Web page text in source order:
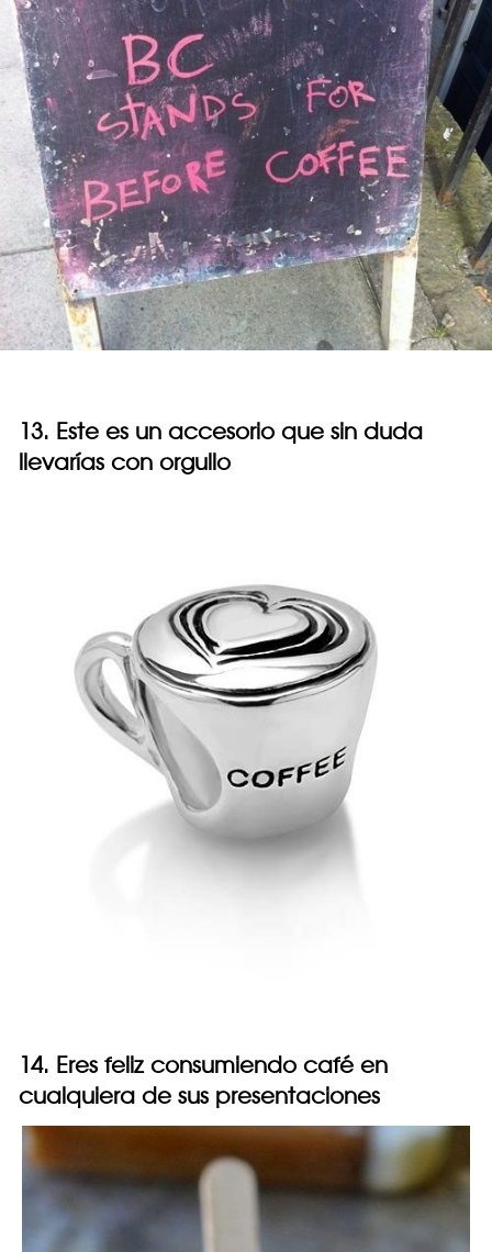
13. Este es un accesorio que sin duda
llevarías con orgullo
14. Eres feliz consumiendo café en
cualquiera de sus presentaciones